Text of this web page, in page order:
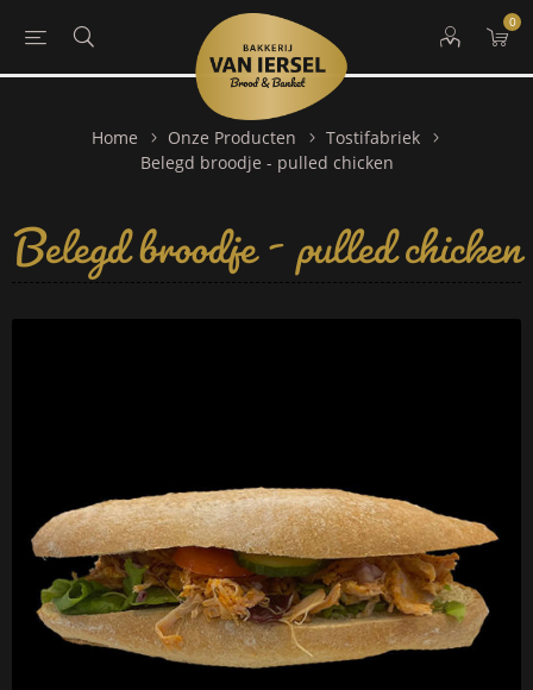
0
Home Onze Producten
Tostifabriek
Belegd broodje - pulled chicken
Belegd broodje - pulled chicken